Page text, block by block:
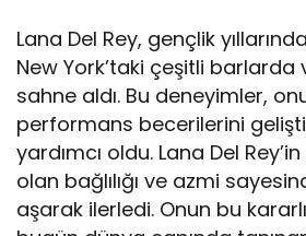
Lana Del Rey, gençlik
New York’taki çeşitli barlarda
sahne aldı. Bu deneyimler,
performans becerilerini
yardımcı oldu. Lana Del
olan bağlılığı ve azmi
aşarak ilerledi. Onun bu